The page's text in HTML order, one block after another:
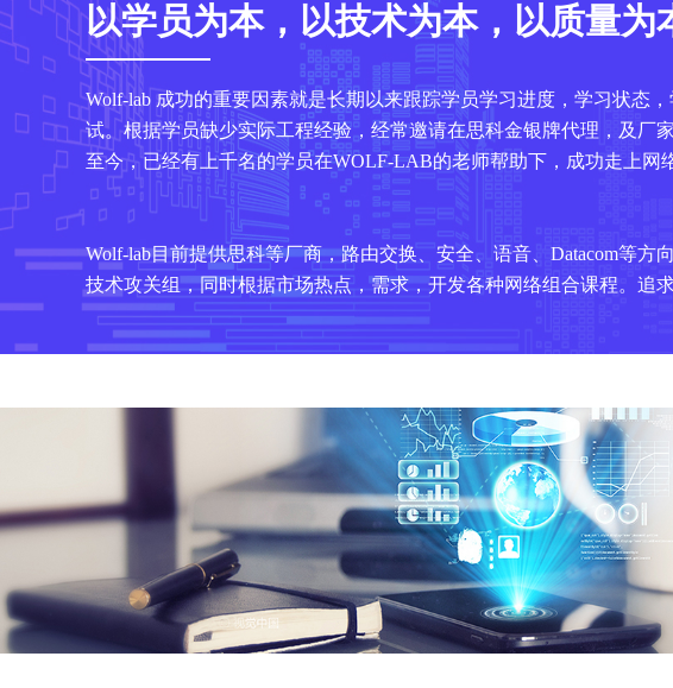
以学员为本，以技术为本，以质量为
Wolf-lab 成功的重要因素就是长期以来跟踪学员学习进度，学习状态
试。根据学员缺少实际工程经验，经常邀请在思科金银牌代理，及厂
至今，已经有上千名的学员在WOLF-LAB的老师帮助下，成功走上网
Wolf-lab目前提供思科等厂商，路由交换、安全、语音、Datacom等
技术攻关组，同时根据市场热点，需求，开发各种网络组合课程。追